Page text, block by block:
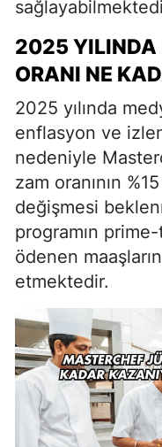
2025 YILINDA
ORANI NE
2025 yılında
enflasyon ve
nedeniyle
zam oranının
değişmesi
programın
ödenen
etmektedir.